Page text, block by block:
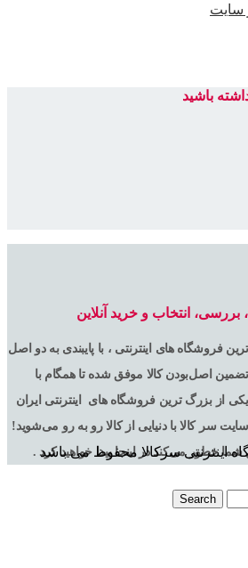
سایت
باشید
بررسی، انتخاب و خرید آنلاین
فروشگاه های اینترنتی ، با پایبندی به دو اصل
اصل‌بودن کالا موفق شده تا همگام با
از بزرگ ترین فروشگاه های اینترنتی ایران
سر کالا با دنیایی از کالا رو به رو می‌شوید!
شما خطور می‌کند در اینجا پیدا خواهید کرد .
اینترنتی سرکالا محفوظ می باشد
Search